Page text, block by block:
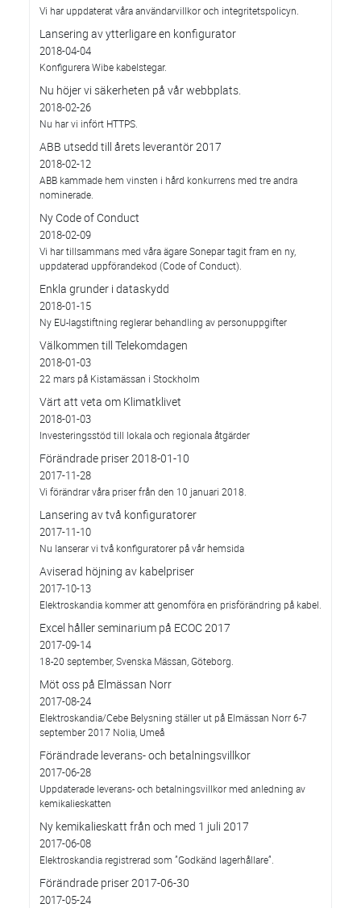
Vi har uppdaterat våra användarvillkor och integritetspolicyn.
Lansering av ytterligare en konfigurator
2018-04-04
Konfigurera Wibe kabelstegar.
Nu höjer vi säkerheten på vår webbplats.
2018-02-26
Nu har vi infört HTTPS.
ABB utsedd till årets leverantör 2017
2018-02-12
ABB kammade hem vinsten i hård konkurrens med tre andra
nominerade.
Ny Code of Conduct
2018-02-09
Vi har tillsammans med våra ägare Sonepar tagit fram en ny,
uppdaterad uppförandekod (Code of Conduct).
Enkla grunder i dataskydd
2018-01-15
Ny EU-lagstiftning reglerar behandling av personuppgifter
Välkommen till Telekomdagen
2018-01-03
22 mars på Kistamässan i Stockholm
Värt att veta om Klimatklivet
2018-01-03
Investeringsstöd till lokala och regionala åtgärder
Förändrade priser 2018-01-10
2017-11-28
Vi förändrar våra priser från den 10 januari 2018.
Lansering av två konfiguratorer
2017-11-10
Nu lanserar vi två konfiguratorer på vår hemsida
Aviserad höjning av kabelpriser
2017-10-13
Elektroskandia kommer att genomföra en prisförändring på kabel.
Excel håller seminarium på ECOC 2017
2017-09-14
18-20 september, Svenska Mässan, Göteborg.
Möt oss på Elmässan Norr
2017-08-24
Elektroskandia/Cebe Belysning ställer ut på Elmässan Norr 6-7
september 2017 Nolia, Umeå
Förändrade leverans- och betalningsvillkor
2017-06-28
Uppdaterade leverans- och betalningsvillkor med anledning av
kemikalieskatten
Ny kemikalieskatt från och med 1 juli 2017
2017-06-08
Elektroskandia registrerad som ”Godkänd lagerhållare”.
Förändrade priser 2017-06-30
2017-05-24